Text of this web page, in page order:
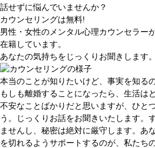
話せずに悩んでいませんか？
カウンセリングは無料!
男性・女性の メンタル心理カウンセラー
在籍しています。
あなたの気持ちをじっくりお聞きします。
本当のことが知りたいけど、事実を知る
もしも離婚することになったら、生活は
不安なことばかりだと思いますが、ひと
う。じっくりお話をお聞きいたします。
ませんし、秘密は絶対に厳守します。あ
を切れるようサポートするのが、私たち